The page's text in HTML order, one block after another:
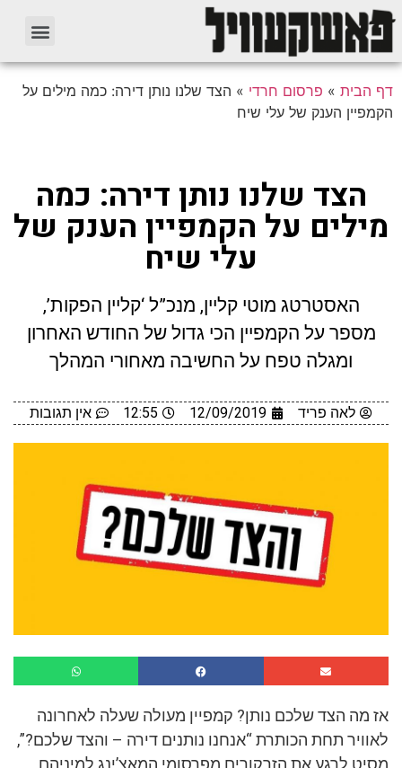
דף הבית » פרסום חרדי » הצד שלנו נותן דירה: כמה מילים על
הקמפיין הענק של עלי שיח
הצד שלנו נותן דירה: כמה
מילים על הקמפיין הענק של
עלי שיח
האסטרטג מוטי קליין, מנכ”ל ‘קליין הפקות’,
מספר על הקמפיין הכי גדול של החודש האחרון
ומגלה טפח על החשיבה מאחורי המהלך
לאה פריד 12/09/2019
12:55 אין תגובות
אז מה הצד שלכם נותן? קמפיין מעולה שעלה לאחרונה
לאוויר תחת הכותרת “אנחנו נותנים דירה – והצד שלכם?”,
מסיט לרגע את הזרקורים מפרסומי המאצ’ינג למיניהם